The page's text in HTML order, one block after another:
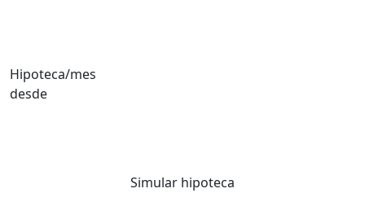
Hipoteca/mes
desde
Simular hipoteca